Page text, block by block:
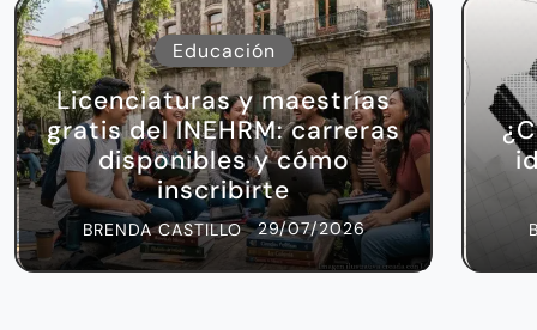
Educación
Licenciaturas y maestrías
gratis del INEHRM: carreras
disponibles y cómo
inscribirte
BRENDA CASTILLO 29/07/2026